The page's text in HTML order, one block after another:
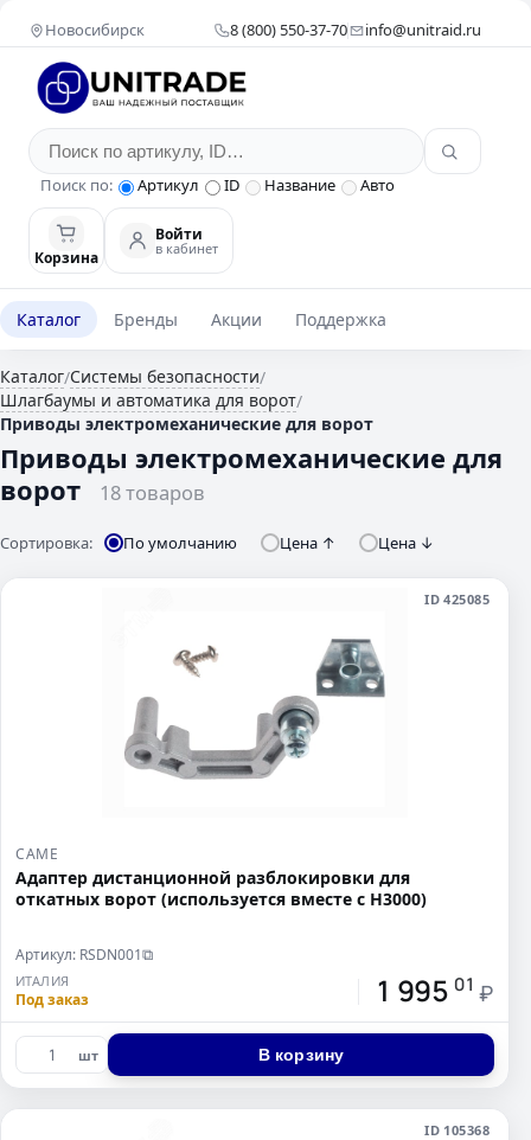
Новосибирск 8 (800) 550-37-70 info@unitraid.ru
Поиск по: Артикул ID Название Авто
Корзина
Войти
в кабинет
Каталог Бренды Акции Поддержка
Каталог/Системы безопасности/
Шлагбаумы и автоматика для ворот/
Приводы электромеханические для ворот
Приводы электромеханические для
ворот
18 товаров
Сортировка: По умолчанию Цена ↑ Цена ↓
ID 425085
CAME
Адаптер дистанционной разблокировки для
откатных ворот (используется вместе с Н3000)
Артикул: RSDN001⧉
ИТАЛИЯ
Под заказ 1 995 01 ₽
шт В корзину
ID 105368